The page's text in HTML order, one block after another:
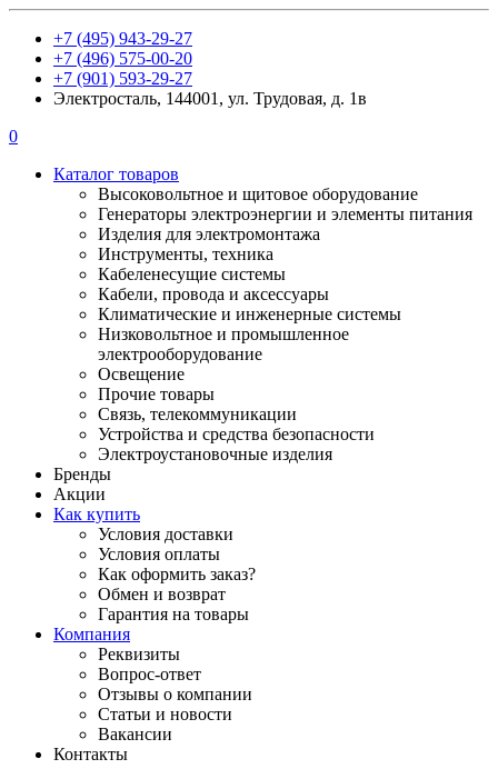
+7 (495) 943-29-27
+7 (496) 575-00-20
+7 (901) 593-29-27
Электросталь, 144001, ул. Трудовая, д. 1в
0
Каталог товаров
Высоковольтное и щитовое оборудование
Генераторы электроэнергии и элементы питания
Изделия для электромонтажа
Инструменты, техника
Кабеленесущие системы
Кабели, провода и аксессуары
Климатические и инженерные системы
Низковольтное и промышленное
электрооборудование
Освещение
Прочие товары
Связь, телекоммуникации
Устройства и средства безопасности
Электроустановочные изделия
Бренды
Акции
Как купить
Условия доставки
Условия оплаты
Как оформить заказ?
Обмен и возврат
Гарантия на товары
Компания
Реквизиты
Вопрос-ответ
Отзывы о компании
Статьи и новости
Вакансии
Контакты